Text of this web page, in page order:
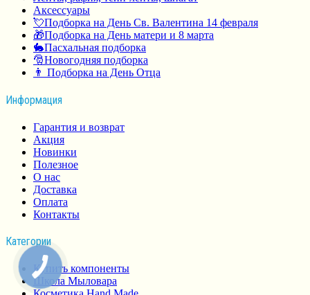
Аксессуары
💘Подборка на День Св. Валентина 14 февраля
🎁Подборка на День матери и 8 марта
🐇Пасхальная подборка
🎅Новогодняя подборка
👨 Подборка на День Отца
Информация
Гарантия и возврат
Акция
Новинки
Полезное
О нас
Доставка
Оплата
Контакты
Категории
Купить компоненты
Школа Мыловара